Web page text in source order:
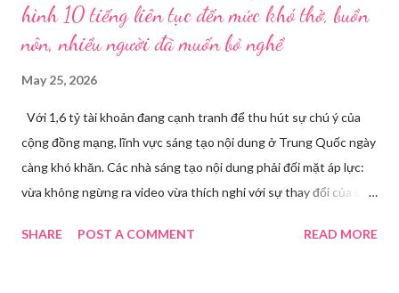
hình 10 tiếng liên tục đến mức khó thở, buồn
nôn, nhiều người đã muốn bỏ nghề
May 25, 2026
Với 1,6 tỷ tài khoản đang cạnh tranh để thu hút sự chú ý của
cộng đồng mạng, lĩnh vực sáng tạo nội dung ở Trung Quốc ngày
càng khó khăn. Các nhà sáng tạo nội dung phải đối mặt áp lực:
vừa không ngừng ra video vừa thích nghi với sự thay đổi của các
Huawei tại Hội nghị Di động Thế giới tại Thượng Hải năm 2021.
SHARE POST A COMMENT READ MORE